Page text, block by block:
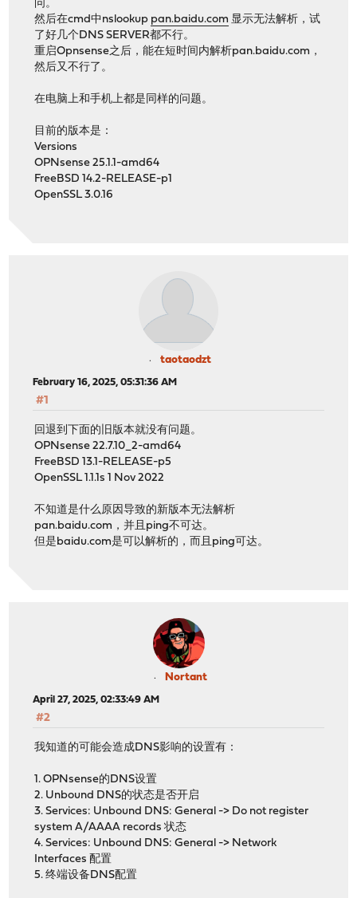
问。
然后在cmd中nslookup pan.baidu.com 显示无法解析，试
了好几个DNS SERVER都不行。
重启Opnsense之后，能在短时间内解析pan.baidu.com，
然后又不行了。
在电脑上和手机上都是同样的问题。
目前的版本是：
Versions
OPNsense 25.1.1-amd64
FreeBSD 14.2-RELEASE-p1
OpenSSL 3.0.16
taotaodzt
February 16, 2025, 05:31:36 AM
#1
回退到下面的旧版本就没有问题。
OPNsense 22.7.10_2-amd64
FreeBSD 13.1-RELEASE-p5
OpenSSL 1.1.1s 1 Nov 2022
不知道是什么原因导致的新版本无法解析
pan.baidu.com，并且ping不可达。
但是baidu.com是可以解析的，而且ping可达。
Nortant
April 27, 2025, 02:33:49 AM
#2
我知道的可能会造成DNS影响的设置有：
1. OPNsense的DNS设置
2. Unbound DNS的状态是否开启
3. Services: Unbound DNS: General -> Do not register
system A/AAAA records 状态
4. Services: Unbound DNS: General -> Network
Interfaces 配置
5. 终端设备DNS配置